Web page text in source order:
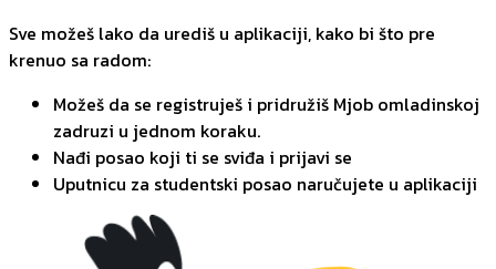
Sve možeš lako da urediš u aplikaciji, kako bi što pre
krenuo sa radom:
Možeš da se registruješ i pridružiš Mjob omladinskoj
zadruzi u jednom koraku.
Nađi posao koji ti se sviđa i prijavi se
Uputnicu za studentski posao naručujete u aplikaciji